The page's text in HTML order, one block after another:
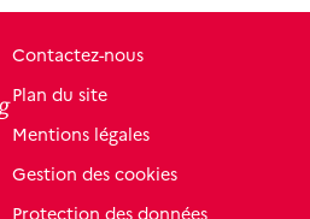
Contactez-nous
Plan du site
Mentions légales
Gestion des cookies
Protection des données